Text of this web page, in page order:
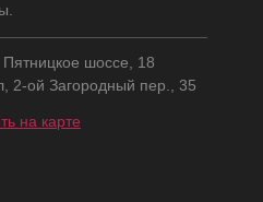
Пятницкое шоссе, 18
2-ой Загородный пер., 35
на карте